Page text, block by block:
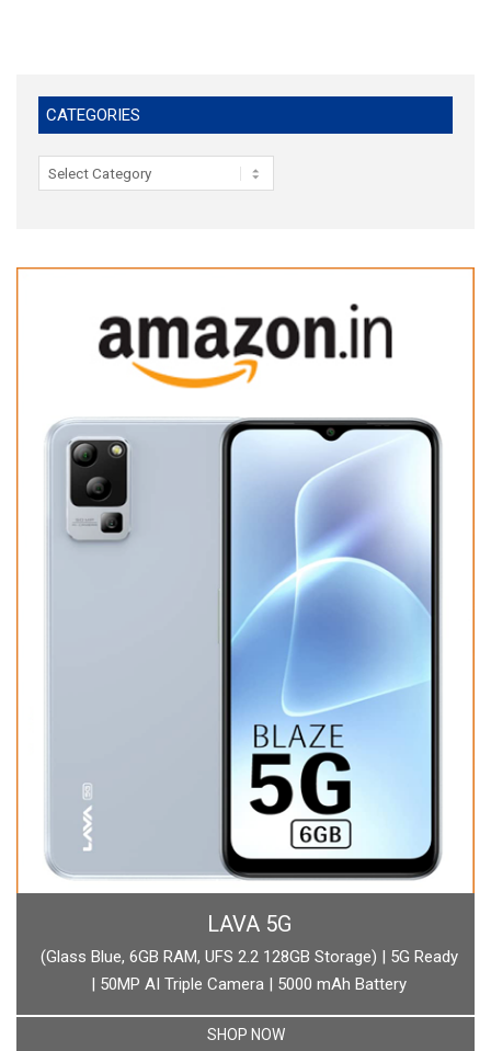
CATEGORIES
Categories
BOAT
boAt Newly Launched Wave Call Plus with 1.83" HD Display